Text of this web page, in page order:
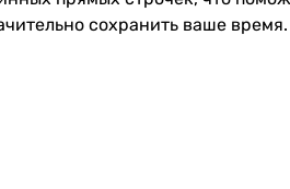
сохранить ваше время.